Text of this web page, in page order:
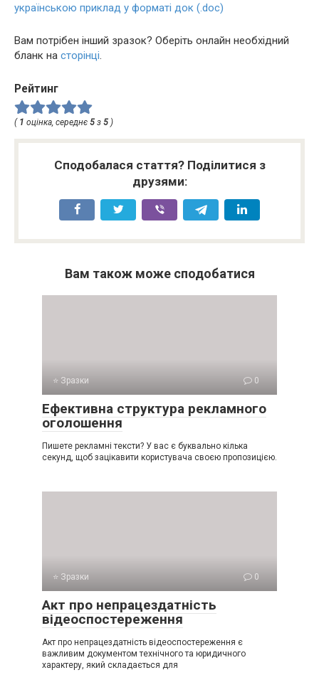
українською приклад у форматі док (.doc)
Вам потрібен інший зразок? Оберіть онлайн необхідний
бланк на сторінці.
Рейтинг
( 1 оцінка, середнє 5 з 5 )
Сподобалася стаття? Поділитися з
друзями:
Вам також може сподобатися
⭐ Зразки 0
Ефективна структура рекламного
оголошення
Пишете рекламні тексти? У вас є буквально кілька
секунд, щоб зацікавити користувача своєю пропозицією.
⭐ Зразки 0
Акт про непрацездатність
відеоспостереження
Акт про непрацездатність відеоспостереження є
важливим документом технічного та юридичного
характеру, який складається для